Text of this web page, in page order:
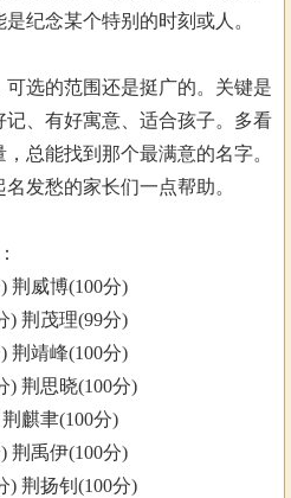
纪念某个特别的时刻或人。
选的范围还是挺广的。关键是
、有好寓意、适合孩子。多看
总能找到那个最满意的名字。
发愁的家长们一点帮助。
荆威博(100分)
) 荆茂理(99分)
荆靖峰(100分)
) 荆思晓(100分)
麒聿(100分)
荆禹伊(100分)
) 荆扬钊(100分)